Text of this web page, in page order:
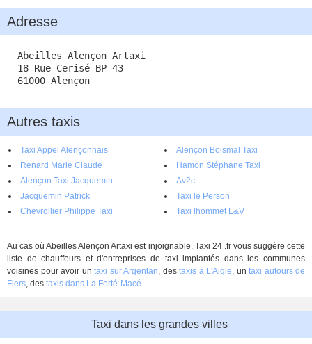
Adresse
Abeilles Alençon Artaxi
18 Rue Cerisé BP 43
61000 Alençon
Autres taxis
Taxi Appel Alençonnais
Alençon Boismal Taxi
Renard Marie Claude
Hamon Stéphane Taxi
Alençon Taxi Jacquemin
Av2c
Jacquemin Patrick
Taxi le Person
Chevrollier Philippe Taxi
Taxi lhommet L&V
Au cas où Abeilles Alençon Artaxi est injoignable, Taxi 24 .fr vous suggère cette
liste de chauffeurs et d'entreprises de taxi implantés dans les communes
voisines pour avoir un taxi sur Argentan, des taxis à L'Aigle, un taxi autours de
Flers, des taxis dans La Ferté-Macé.
Taxi dans les grandes villes